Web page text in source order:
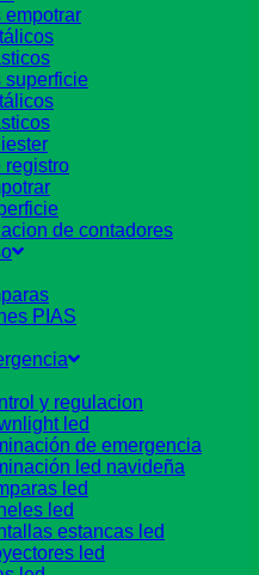
empotrar
superficie
registro
de contadores
PIAS
y regulacion
led
de emergencia
led navideña
led
led
estancas led
led